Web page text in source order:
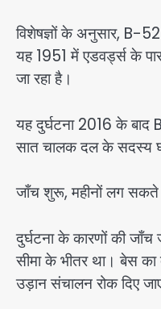
विशेषज्ञों के अनुसार, B-
यह 1951 में एडवर्ड्स के
जा रहा है।
यह दुर्घटना 2016 के बाद
सात चालक दल के सदस्य
जाँच शुरू, महीनों लग
दुर्घटना के कारणों की
सीमा के भीतर था। बेस का
उड़ान संचालन रोक दिए